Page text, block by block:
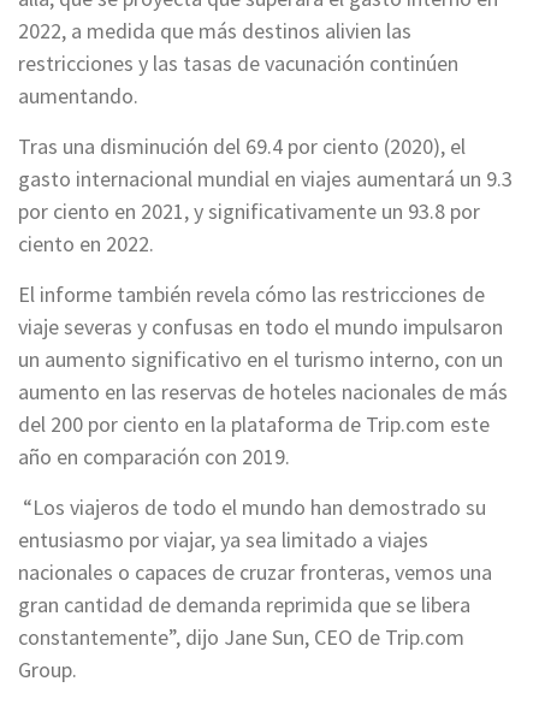
2022, a medida que más destinos alivien las
restricciones y las tasas de vacunación continúen
aumentando.
Tras una disminución del 69.4 por ciento (2020), el
gasto internacional mundial en viajes aumentará un 9.3
por ciento en 2021, y significativamente un 93.8 por
ciento en 2022.
El informe también revela cómo las restricciones de
viaje severas y confusas en todo el mundo impulsaron
un aumento significativo en el turismo interno, con un
aumento en las reservas de hoteles nacionales de más
del 200 por ciento en la plataforma de Trip.com este
año en comparación con 2019.
“Los viajeros de todo el mundo han demostrado su
entusiasmo por viajar, ya sea limitado a viajes
nacionales o capaces de cruzar fronteras, vemos una
gran cantidad de demanda reprimida que se libera
constantemente”, dijo Jane Sun, CEO de Trip.com
Group.